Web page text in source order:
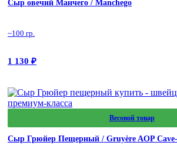
Сыр овечий Манчего / Manchego
~100 гр.
1 130 ₽
Весовой товар
Сыр Грюйер Пещерный / Gruyère AOP